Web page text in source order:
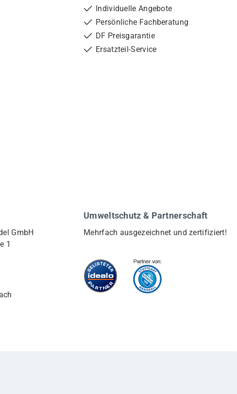
Individuelle Angebote
Persönliche Fachberatung
DF Preisgarantie
Ersatzteil-Service
GmbH
1
Umweltschutz & Partnerschaft
Mehrfach ausgezeichnet und zertifiziert!